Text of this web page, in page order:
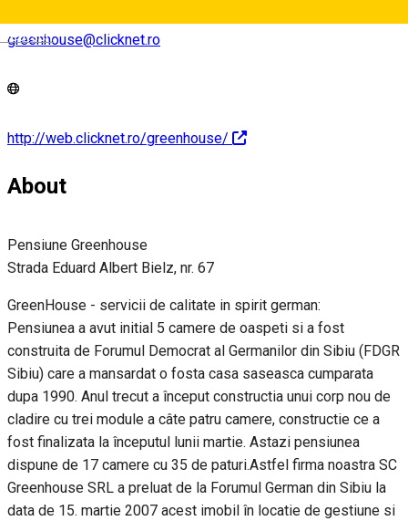
Deutsch
greenhouse@clicknet.ro
http://web.clicknet.ro/greenhouse/
About
Pensiune Greenhouse
Strada Eduard Albert Bielz, nr. 67
GreenHouse - servicii de calitate in spirit german:
Pensiunea a avut initial 5 camere de oaspeti si a fost
construita de Forumul Democrat al Germanilor din Sibiu (FDGR
Sibiu) care a mansardat o fosta casa saseasca cumparata
dupa 1990. Anul trecut a început constructia unui corp nou de
cladire cu trei module a câte patru camere, constructie ce a
fost finalizata la începutul lunii martie. Astazi pensiunea
dispune de 17 camere cu 35 de paturi.Astfel firma noastra SC
Greenhouse SRL a preluat de la Forumul German din Sibiu la
data de 15. martie 2007 acest imobil în locatie de gestiune si